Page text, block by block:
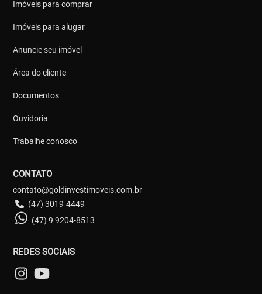
Imóveis para comprar
Imóveis para alugar
Anuncie seu imóvel
Área do cliente
Documentos
Ouvidoria
Trabalhe conosco
CONTATO
contato@goldinvestimoveis.com.br
(47) 3019-4449
(47) 9 9204-8513
REDES SOCIAIS